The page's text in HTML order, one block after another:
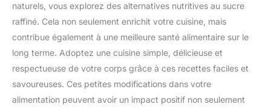
naturels, vous explorez des alternatives nutritives au sucre
raffiné. Cela non seulement enrichit votre cuisine, mais
contribue également à une meilleure santé alimentaire sur le
long terme. Adoptez une cuisine simple, délicieuse et
respectueuse de votre corps grâce à ces recettes faciles et
savoureuses. Ces petites modifications dans votre
alimentation peuvent avoir un impact positif non seulement